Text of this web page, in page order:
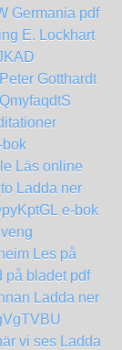
Germania pdf
E. Lockhart
Gotthardt
QmyfaqdtS
bok
Läs online
Ladda ner
e-bok
Les på
på bladet pdf
Ladda ner
vi ses Ladda